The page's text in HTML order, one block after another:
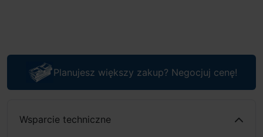
Planujesz większy zakup? Negocjuj cenę!
Wsparcie techniczne